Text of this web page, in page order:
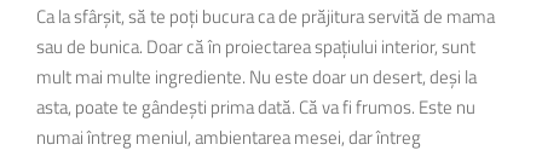
Ca la sfârșit, să te poți bucura ca de prăjitura servită de mama
sau de bunica. Doar că în proiectarea spațiului interior, sunt
mult mai multe ingrediente. Nu este doar un desert, deși la
asta, poate te gândești prima dată. Că va fi frumos. Este nu
numai întreg meniul, ambientarea mesei, dar întreg